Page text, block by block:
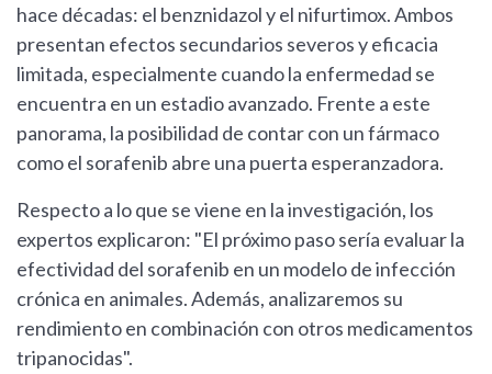
hace décadas: el benznidazol y el nifurtimox. Ambos
presentan efectos secundarios severos y eficacia
limitada, especialmente cuando la enfermedad se
encuentra en un estadio avanzado. Frente a este
panorama, la posibilidad de contar con un fármaco
como el sorafenib abre una puerta esperanzadora.
Respecto a lo que se viene en la investigación, los
expertos explicaron: "El próximo paso sería evaluar la
efectividad del sorafenib en un modelo de infección
crónica en animales. Además, analizaremos su
rendimiento en combinación con otros medicamentos
tripanocidas".